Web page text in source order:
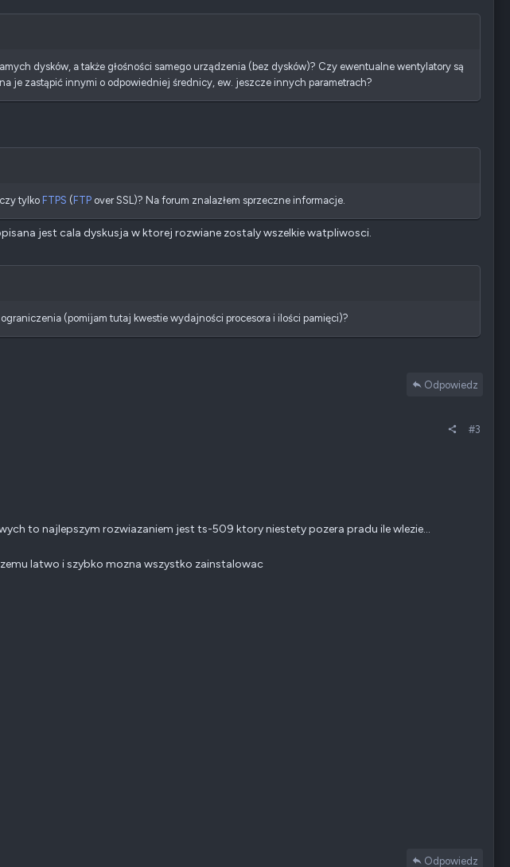
dysków, a także głośności samego urządzenia (bez dysków)? Czy ewentualne wentylatory są
je zastąpić innymi o odpowiedniej średnicy, ew. jeszcze innych parametrach?
tylko FTPS ( FTP over SSL)? Na forum znalazłem sprzeczne informacje.
jest cala dyskusja w ktorej rozwiane zostaly wszelkie watpliwosci.
(pomijam tutaj kwestie wydajności procesora i ilości pamięci)?
Odpowiedz
#3
to najlepszym rozwiazaniem jest ts-509 ktory niestety pozera pradu ile wlezie...
latwo i szybko mozna wszystko zainstalowac
Odpowiedz